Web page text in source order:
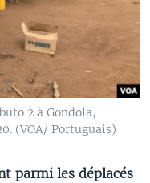
2 à Gondola,
(VOA/ Portuguais)
parmi les déplacés